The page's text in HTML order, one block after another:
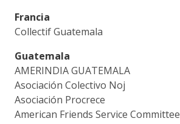
Francia
Collectif Guatemala
Guatemala
AMERINDIA GUATEMALA
Asociación Colectivo Noj
Asociación Procrece
American Friends Service Committee